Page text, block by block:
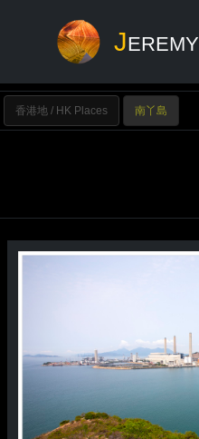
JEREMY
香港地 / HK Places 南丫島